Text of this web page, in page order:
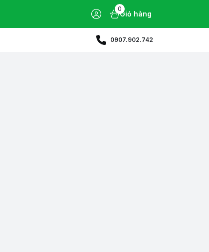
0
Giỏ hàng
0907.902.742